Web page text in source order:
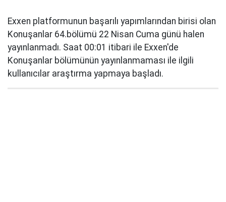
Exxen platformunun başarılı yapımlarından birisi olan
Konuşanlar 64.bölümü 22 Nisan Cuma günü halen
yayınlanmadı. Saat 00:01 itibari ile Exxen'de
Konuşanlar bölümünün yayınlanmaması ile ilgili
kullanıcılar araştırma yapmaya başladı.